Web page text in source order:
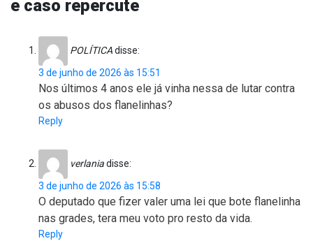
e caso repercute
POLÍTICAdisse:
3 de junho de 2026 às 15:51
Nos últimos 4 anos ele já vinha nessa de lutar contra
os abusos dos flanelinhas?
Reply
verlaniadisse:
3 de junho de 2026 às 15:58
O deputado que fizer valer uma lei que bote flanelinha
nas grades, tera meu voto pro resto da vida.
Reply